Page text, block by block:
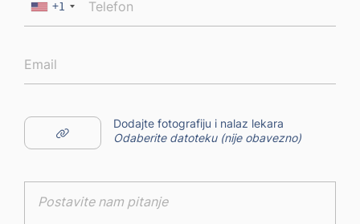
+1
Dodajte fotografiju i nalaz lekara
Odaberite datoteku (nije obavezno)